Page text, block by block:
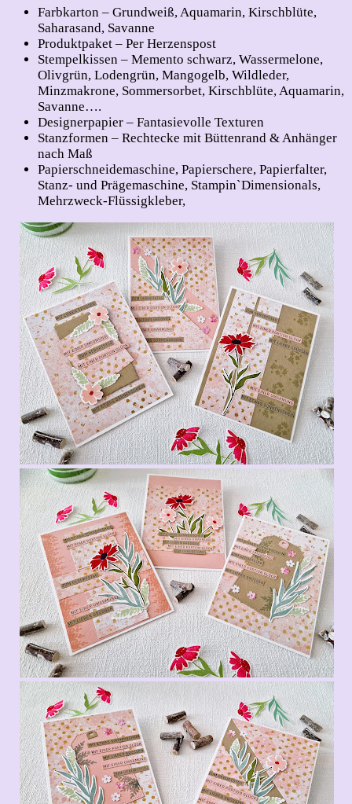
Farbkarton – Grundweiß, Aquamarin, Kirschblüte,
Saharasand, Savanne
Produktpaket – Per Herzenspost
Stempelkissen – Memento schwarz, Wassermelone,
Olivgrün, Lodengrün, Mangogelb, Wildleder,
Minzmakrone, Sommersorbet, Kirschblüte, Aquamarin,
Savanne….
Designerpapier – Fantasievolle Texturen
Stanzformen – Rechtecke mit Büttenrand & Anhänger
nach Maß
Papierschneidemaschine, Papierschere, Papierfalter,
Stanz- und Prägemaschine, Stampin`Dimensionals,
Mehrzweck-Flüssigkleber,